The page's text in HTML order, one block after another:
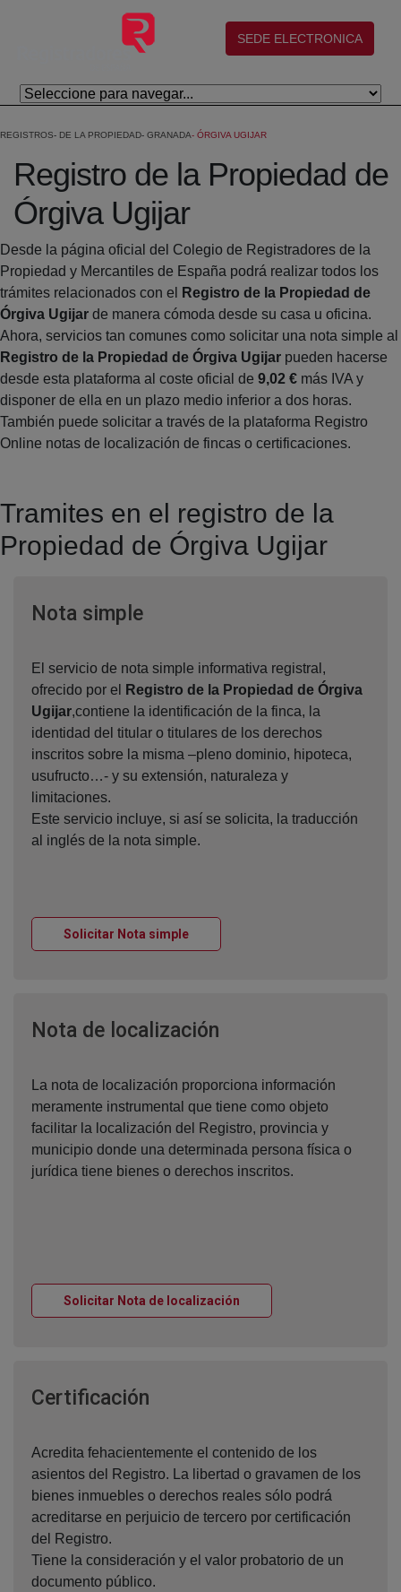
Skip to Main Content
(abre en nueva ventana)
SEDE ELECTRONICA
REGISTROS DE LA PROPIEDAD GRANADA ÓRGIVA UGIJAR
Registro de la Propiedad de
Órgiva Ugijar
Desde la página oficial del Colegio de Registradores de la
Propiedad y Mercantiles de España podrá realizar todos los
trámites relacionados con el
Registro de la Propiedad de
Órgiva Ugijar de manera cómoda desde su casa u oficina.
Ahora, servicios tan comunes como solicitar una nota simple al
Registro de la Propiedad de Órgiva Ugijar pueden hacerse
desde esta plataforma al coste oficial de 9,02 € más IVA y
disponer de ella en un plazo medio inferior a dos horas.
También puede solicitar a través de la plataforma Registro
Online notas de localización de fincas o certificaciones.
Tramites en el registro de la
Propiedad de Órgiva Ugijar
Nota simpleVentana nueva
El servicio de nota simple informativa registral,
ofrecido por el
Registro de la Propiedad de Órgiva
Ugijar,contiene la identificación de la finca, la
identidad del titular o titulares de los derechos
inscritos sobre la misma –pleno dominio, hipoteca,
usufructo…- y su extensión, naturaleza y
limitaciones.
Este servicio incluye, si así se solicita, la traducción
al inglés de la nota simple.
Solicitar Nota simpleVentana nueva
Nota de localización
La nota de localización proporciona información
meramente instrumental que tiene como objeto
facilitar la localización del Registro, provincia y
municipio donde una determinada persona física o
jurídica tiene bienes o derechos inscritos.
Solicitar Nota de localización
Certificación
Acredita fehacientemente el contenido de los
asientos del Registro. La libertad o gravamen de los
bienes inmuebles o derechos reales sólo podrá
acreditarse en perjuicio de tercero por certificación
del Registro.
Tiene la consideración y el valor probatorio de un
documento público.